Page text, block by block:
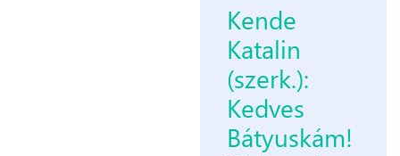
Kende
Katalin
(szerk.):
Kedves
Bátyuskám!